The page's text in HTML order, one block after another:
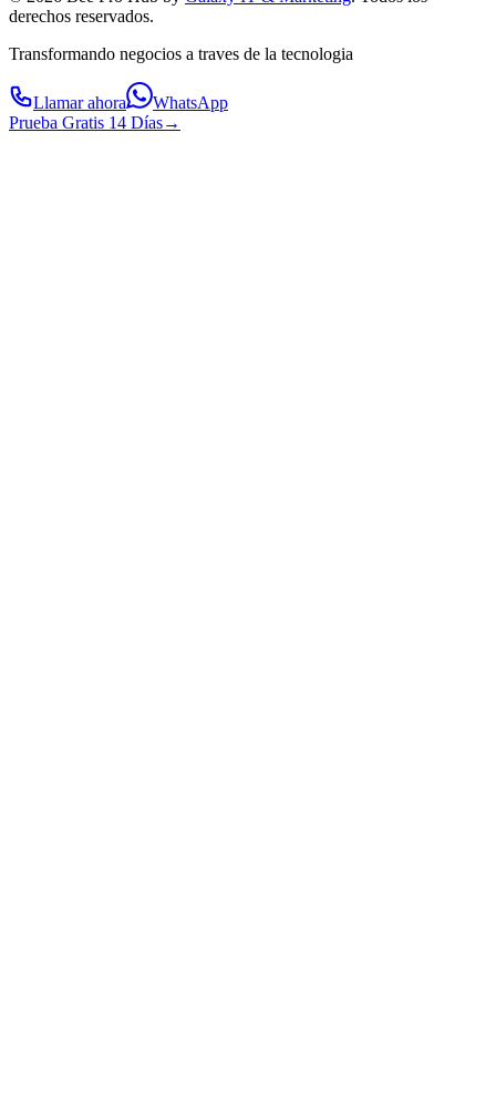
derechos reservados.
Transformando negocios a traves de la tecnologia
Llamar ahora
WhatsApp
Prueba Gratis 14 Días→